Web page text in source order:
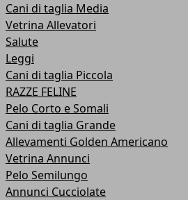
Cani di taglia Media
Vetrina Allevatori
Salute
Leggi
Cani di taglia Piccola
RAZZE FELINE
Pelo Corto e Somali
Cani di taglia Grande
Allevamenti Golden Americano
Vetrina Annunci
Pelo Semilungo
Annunci Cucciolate